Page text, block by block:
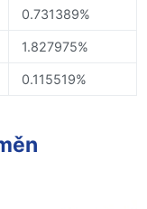
0.731389%
1.827975%
0.115519%